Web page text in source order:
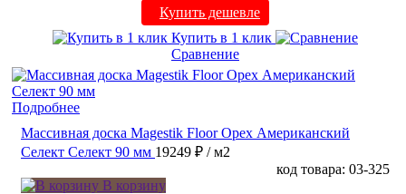
Купить дешевле
Купить в 1 клик
Сравнение
Подробнее
Массивная доска Magestik Floor Орех Американский
Селект Селект 90 мм 19249 ₽ / м2
код товара: 03-325
В корзину